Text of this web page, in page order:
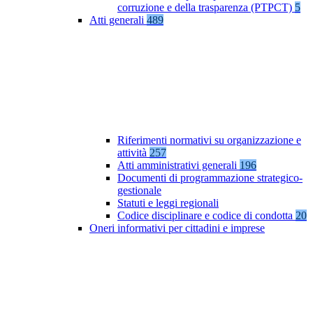
corruzione e della trasparenza (PTPCT) 5
Atti generali 489
Riferimenti normativi su organizzazione e
attività 257
Atti amministrativi generali 196
Documenti di programmazione strategico-
gestionale
Statuti e leggi regionali
Codice disciplinare e codice di condotta 20
Oneri informativi per cittadini e imprese